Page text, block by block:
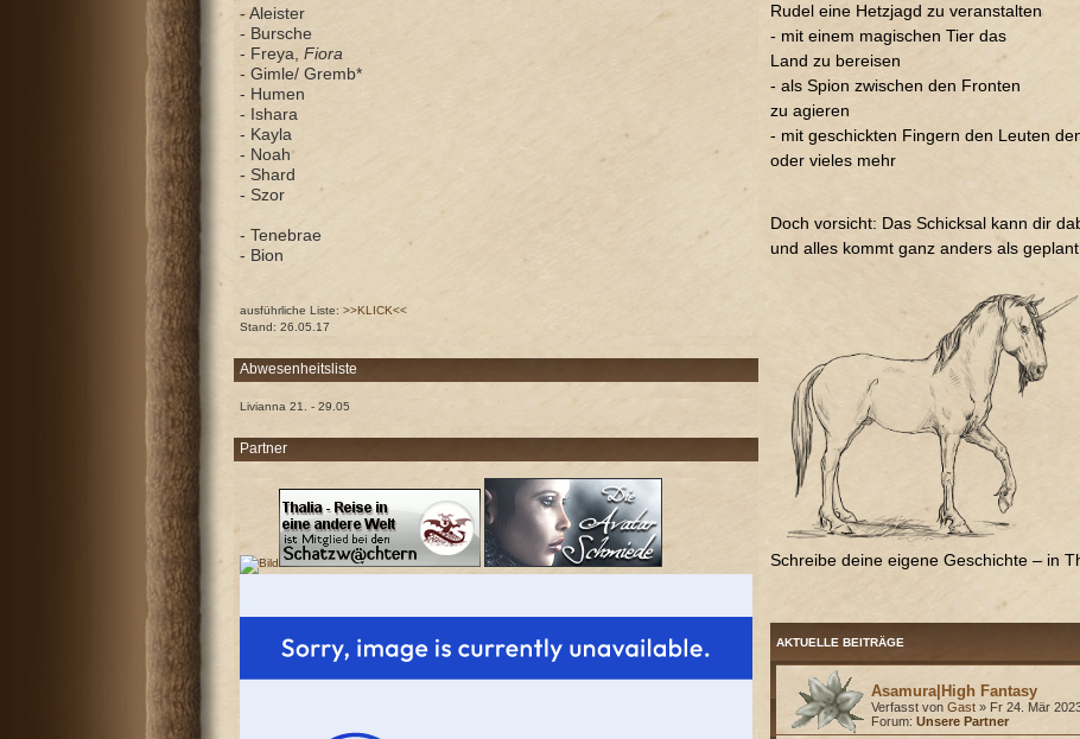
- Aleister
- Bursche
- Freya, Fiora
- Gimle/ Gremb*
- Humen
- Ishara
- Kayla
- Noah
- Shard
- Szor
- Tenebrae
- Bion
ausführliche Liste: >>KLICK<<
Stand: 26.05.17
Abwesenheitsliste
Livianna 21. - 29.05
Partner
Rudel eine Hetzjagd zu veranstalten
- mit einem magischen Tier das
Land zu bereisen
- als Spion zwischen den Fronten
zu agieren
- mit geschickten Fingern den Leuten
oder vieles mehr
Doch vorsicht: Das Schicksal kann dir
und alles kommt ganz anders als
Schreibe deine eigene Geschichte – in
AKTUELLE BEITRÄGE
Asamura|High Fantasy
Verfasst von Gast» Fr 24. Mär
Forum: Unsere Partner
Antworten